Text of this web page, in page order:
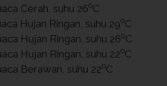
Cerah, suhu 26oC
Hujan Ringan, suhu 29oC
Hujan Ringan, suhu 26oC
Hujan Ringan, suhu 22oC
Berawan, suhu 22oC